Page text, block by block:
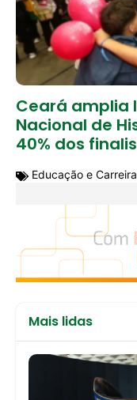
Ceará amplia
Nacional de
40% dos
Educação e Carreira
Mais lidas